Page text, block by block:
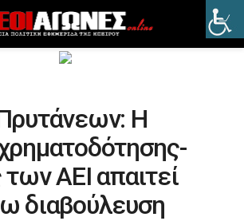
Η
ΑΕΙ απαιτεί
διαβούλευση